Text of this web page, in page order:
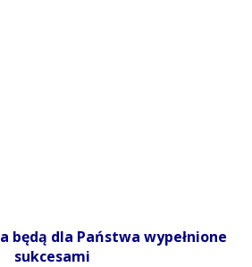
będą dla Państwa wypełnione
sukcesami